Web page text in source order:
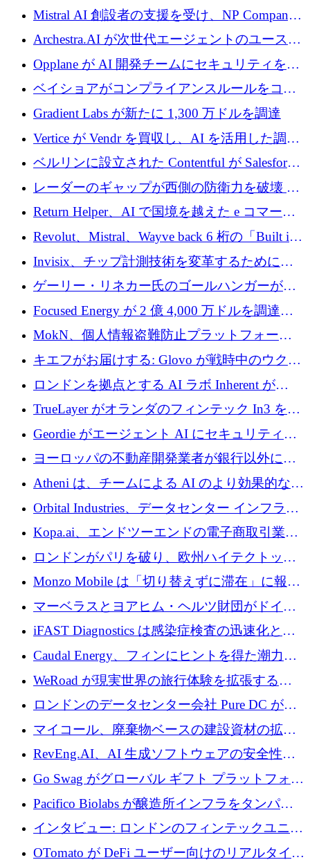
億ドルの評価額で1億5,000万ドルのシリーズD
Mistral AI 創設者の支援を受け、NP Company
がエンジニアリング向け AI を推進するために
600 万ユーロのプレシードを確保
Archestra.AI が次世代エージェントのユースケ
ースを実現するために 1,000 万ドルを調達
Opplane が AI 開発チームにセキュリティをも
たらすために 450 万ユーロを調達
ベイショアがコンプライアンスルールをコー
ド化するために800万ドルを調達
Gradient Labs が新たに 1,300 万ドルを調達
Vertice が Vendr を買収し、AI を活用した調達
インテリジェンス プラットフォームを構築
ベルリンに設立された Contentful が Salesforce
に買収される
レーダーのギャップが西側の防衛力を破壊 —
そしてベルリンのチップスタートアップがそ
れを埋める
Return Helper、AI で国境を越えた e コマース
の返品を利益に変えるシリーズ A で 400 万ド
ルを調達
Revolut、Mistral、Wayve back 6 桁の「Built in
Europe」キャンペーン
Invisix、チップ計測技術を変革するために
2,000 万ユーロのシードラウンドを完了
ゲーリー・リネカー氏のゴールハンガーがVC
事業を開始
Focused Energy が 2 億 4,000 万ドルを調達、
TrueLayer が In3 を買収、ロンドンが首位の座
を奪還
MokN、個人情報盗難防止プラットフォーム
の成長のためにシリーズ A で 1,500 万ドルを
調達
キエフがお届けする: Glovo が戦時中のウクラ
イナで最も急速に成長する市場の 1 つをどの
ように拡大したか
ロンドンを拠点とする AI ラボ Inherent が
5,000 万ドルの資金調達でステルスから浮上
TrueLayer がオランダのフィンテック In3 を買
収、チェックアウト時にクレジットを提供
Geordie がエージェント AI にセキュリティと
ガバナンスをもたらすために 3,000 万ドルを
ヨーロッパの不動産開発業者が銀行以外にも
目を向けているため、InRentoの資金調達額は
1億ユーロを突破
Atheni は、チームによる AI のより効果的な使
用を支援するために 35 万ポンドを確保
Orbital Industries、データセンター インフラス
トラクチャ システムの拡張に 5,000 万ドルを
確保
Kopa.ai、エンドツーエンドの電子商取引業務
用の AI エージェントを構築するために 200
万ユーロを調達
ロンドンがパリを破り、欧州ハイテクトップ
の座を奪還
Monzo Mobile は「切り替えずに滞在」に報酬
を与える
マーベラスとヨアヒム・ヘルツ財団がドイツ
の商業化ギャップを埋めるために2,000万ユー
ロのディープテック基金を立ち上げる
iFAST Diagnostics は感染症検査の迅速化と抗
菌薬耐性への取り組みに 500 万ポンドを寄付
Caudal Energy、フィンにヒントを得た潮力発
電技術の規模拡大に向けて 430 万ポンドを調
WeRoad が現実世界の旅行体験を拡張するた
めに 5,800 万ドルを獲得
ロンドンのデータセンター会社 Pure DC が欧
州と中東の拡張に 27 億ドルを確保
マイコール、廃棄物ベースの建設資材の拡大
に400万ポンドを投資
RevEng.AI、AI 生成ソフトウェアの安全性を
確保するために 1,500 万ドルを調達
Go Swag がグローバル ギフト プラットフォー
ムを拡大するために 500 万ドルを調達
Pacifico Biolabs が醸造所インフラをタンパク
質生産に転換するために 700 万ユーロを調達
インタビュー: ロンドンのフィンテックユニコ
ーン Tide の CEO、オリバー・プリル氏
OTomato が DeFi ユーザー向けのリアルタイム